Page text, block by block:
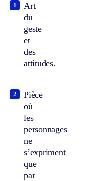
Art
du
geste
et
des
attitudes.
1
Pièce
où
les
personnages
ne
s’expriment
que
par
2